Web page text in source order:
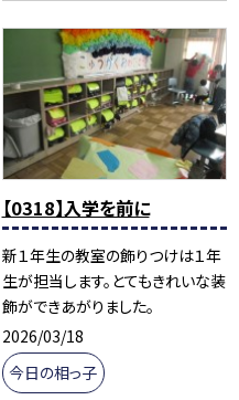
【0318】入学を前に
新１年生の教室の飾りつけは１年
生が担当します。とてもきれいな装
飾ができあがりました。
2026/03/18
今日の相っ子